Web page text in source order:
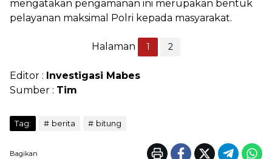
mengatakan pengamanan ini merupakan bentuk
pelayanan maksimal Polri kepada masyarakat.
Halaman 1 2
Editor : Investigasi Mabes
Sumber : Tim
Tag: berita bitung
Bagikan